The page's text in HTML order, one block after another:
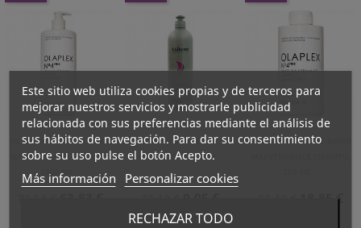
OLAPLEX Nº4 FINE BOND
MAINTENANCE CHAMPÚ,
1000 ML.
CHAMPÚ EXITENN
VOLUMEN, 1000 ML.
Normal
OLAPLEX Nº4 FINE BOND
Precio
18,85 €
Este sitio web utiliza cookies propias y de terceros para
mejorar nuestros servicios y mostrarle publicidad
relacionada con sus preferencias mediante el análisis de
sus hábitos de navegación. Para dar su consentimiento
sobre su uso pulse el botón Acepto.
Más información Personalizar cookies
RECHAZAR TODO